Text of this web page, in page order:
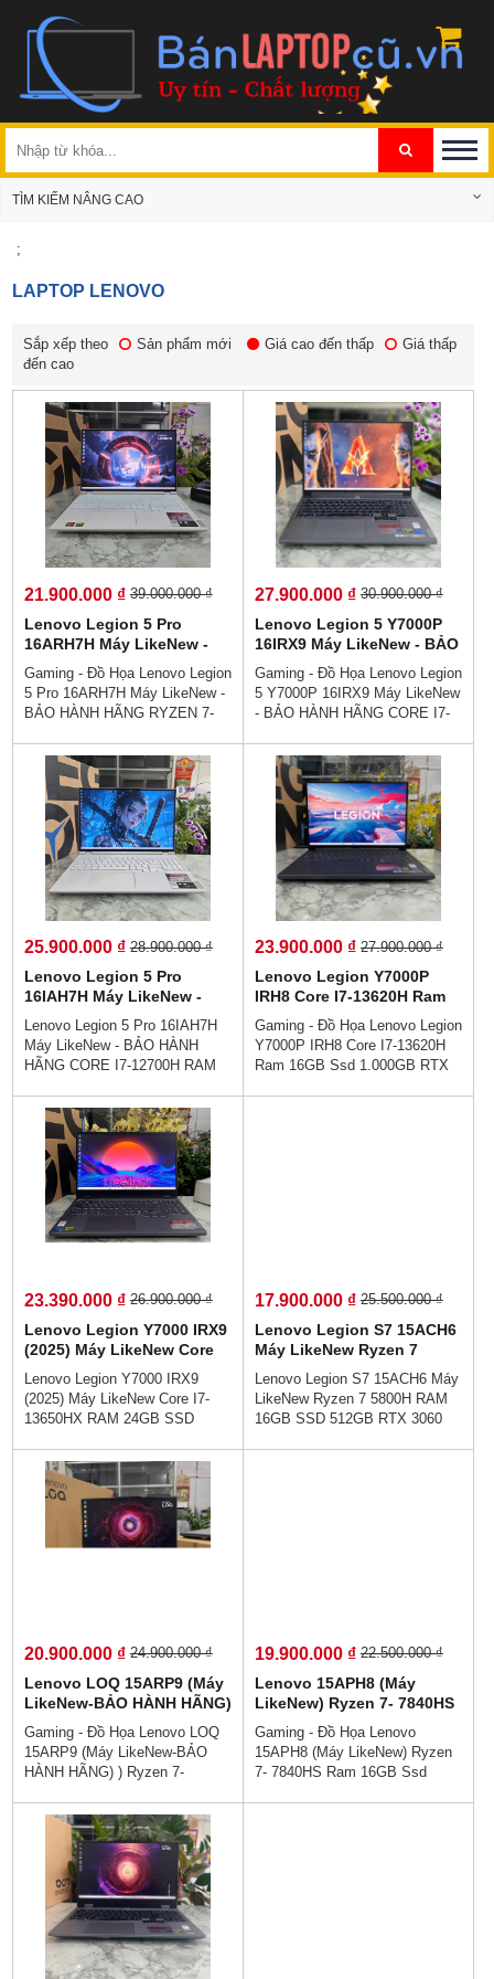
TÌM KIẾM NÂNG CAO
;
LAPTOP LENOVO
Sắp xếp theo Sản phẩm mới Giá cao đến thấp
Giá thấp
đến cao
21.900.000 ₫ 39.000.000 ₫
Lenovo Legion 5 Pro
16ARH7H Máy LikeNew -
BẢO HÀNH HÃNG RYZEN 7-
6800H RAM 16GB SSD
512GB RTX 3060 (6GB)
MÀN HÌNH : 16 Inch 2K
165Hz, 100% sRGB
Gaming - Đồ Họa Lenovo Legion
5 Pro 16ARH7H Máy LikeNew -
BẢO HÀNH HÃNG RYZEN 7-
RTX 3060 (6GB) MÀN HÌNH :
16 Inch 2K 165Hz, 100% sRGB
👉GÍA : 21.900.000 vnđ👉💵
💯Trả Góp Không Cần Trả
Trước👉Trả Góp Dễ Dàng Bằng
Căn Cước Công Dân (Không
Gọi Người Thân 👉 Lenovo
Legion 5 Pro Ấn tượng, Cuốn
hút, Hiệu năng mạnh mẽ💻
27.900.000 ₫ 30.900.000 ₫
Lenovo Legion 5 Y7000P
16IRX9 Máy LikeNew - BẢO
HÀNH HÃNG CORE I7-
14650HX RAM 32GB SSD
1.000GB RTX 4060 (8GB)
MÀN HÌNH : 16 Inch
WQXGA 165Hz, 100% sRGB
Gaming - Đồ Họa Lenovo Legion
5 Y7000P 16IRX9 Máy LikeNew
- BẢO HÀNH HÃNG CORE I7-
1.000GB RTX 4060 (8GB) MÀN
HÌNH : 16 Inch WQXGA 165Hz,
100% sRGB👉GÍA : 27.900.000
vnđ👉💵💯Trả Góp Không Cần
Trả Trước👉Trả Góp Dễ Dàng
Bằng Căn Cước Công Dân
(Không Gọi Người Thân 👉
Lenovo Legion Y7000 2025 Ấn
tượng, Cuốn hút, Hiệu năng
25.900.000 ₫ 28.900.000 ₫
Lenovo Legion 5 Pro
16IAH7H Máy LikeNew -
BẢO HÀNH HÃNG CORE I7-
12700H RAM 16GB SSD
512GB VÀ SSD 512GB RTX
3070Ti 8GB GDDR6 MÀN
HÌNH : 16 Inch 2K 165Hz,
100% sRGB
Lenovo Legion 5 Pro 16IAH7H
Máy LikeNew - BẢO HÀNH
HÃNG CORE I7-12700H RAM
512GB RTX 3070Ti 8GB
GDDR6 MÀN HÌNH : 16 Inch 2K
165Hz, 100% sRGB👉GÍA :
25.900.000 vnđ
23.900.000 ₫ 27.900.000 ₫
Lenovo Legion Y7000P
IRH8 Core I7-13620H Ram
16GB Ssd 1.000GB RTX
4060 (8GB) Màn Hình 16
Inch 2K 165Hz 100% sRGB
Gaming - Đồ Họa Lenovo Legion
Y7000P IRH8 Core I7-13620H
Ram 16GB Ssd 1.000GB RTX
23.390.000 ₫ 26.900.000 ₫
Lenovo Legion Y7000 IRX9
(2025) Máy LikeNew Core
I7-13650HX RAM 24GB SSD
512GB RTX 4060 8GB Màn
hình 15.6 inch FHD 144Hz
Lenovo Legion Y7000 IRX9
(2025) Máy LikeNew Core I7-
13650HX RAM 24GB SSD
hình 15.6 inch FHD 144Hz👉
Giá : 23.390.000 vnđ💵Trả Góp
0% Dễ Dàng😜 Trả Góp Ko Cần
Trả Trước💯Legion Y7000 IRX9
không chỉ có thiết kế ngầu, tản
17.900.000 ₫ 25.500.000 ₫
Lenovo Legion S7 15ACH6
Máy LikeNew Ryzen 7
5800H RAM 16GB SSD
512GB RTX 3060 6GB Màn
Hình : 15.6" 4K 60Hz
Lenovo Legion S7 15ACH6 Máy
LikeNew Ryzen 7 5800H RAM
16GB SSD 512GB RTX 3060
20.900.000 ₫ 24.900.000 ₫
Lenovo LOQ 15ARP9 (Máy
LikeNew-BẢO HÀNH HÃNG)
) Ryzen 7- 7435HS Ram
24GB Ssd 512GB RTX 4050
6GB Màn Hình 15.6 Inch
IPS FHD 144Hz
Gaming - Đồ Họa Lenovo LOQ
15ARP9 (Máy LikeNew-BẢO
HÀNH HÃNG) ) Ryzen 7-
RTX 4050 6GB Màn Hình 15.6
Inch IPS FHD 144Hz👉Giá :
20.900.000 vnđ💵Trả Góp 0%
Dễ Dàng😜 Trả Góp Ko Cần Trả
Trước👌 Lenovo LOQ 15APH8
đảm bảo từ hiệu năng đến thiết
kế sẽ làm hài lòng mọi game
thủ, phục vụ tốt mọi tác vụ từ
chiến game đến thiết kế đồ họa.
19.900.000 ₫ 22.500.000 ₫
Lenovo 15APH8 (Máy
LikeNew) Ryzen 7- 7840HS
Ram 16GB Ssd 512GB RTX
4060 8GB Màn Hình 15.6
Inch IPS FHD 144Hz
Gaming - Đồ Họa Lenovo
15APH8 (Máy LikeNew) Ryzen
7- 7840HS Ram 16GB Ssd